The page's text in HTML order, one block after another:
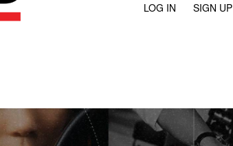
LOG IN SIGN UP